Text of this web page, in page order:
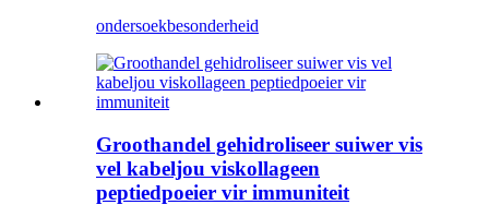
ondersoekbesonderheid
Groothandel gehidroliseer suiwer vis
vel kabeljou viskollageen
peptiedpoeier vir immuniteit